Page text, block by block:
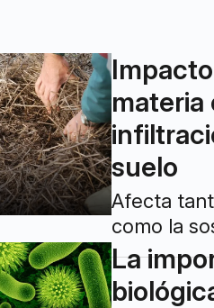
materia
suelo
Afecta
como la
La